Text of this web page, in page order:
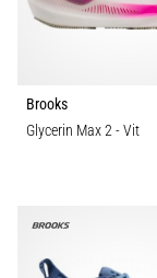
Brooks
Glycerin Max 2- Vit